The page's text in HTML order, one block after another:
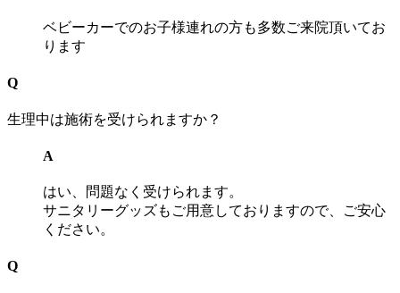
ベビーカーでのお子様連れの方も多数ご来院頂いてお
ります
Q
生理中は施術を受けられますか？
A
はい、問題なく受けられます。
サニタリーグッズもご用意しておりますので、ご安心
ください。
Q